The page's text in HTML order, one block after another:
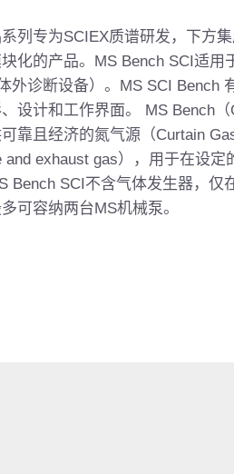
列专为SCIEX质谱研发，下方
化的产品。MS Bench SCI适用
外诊断设备）。MS SCI Bench
设计和工作界面。 MS Bench
靠且经济的氮气源（Curtain
exhaust gas），用于在设定
Bench SCI不含气体发生器，仅
可容纳两台MS机械泵。